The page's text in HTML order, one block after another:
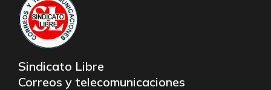
Sindicato Libre
Correos y telecomunicaciones